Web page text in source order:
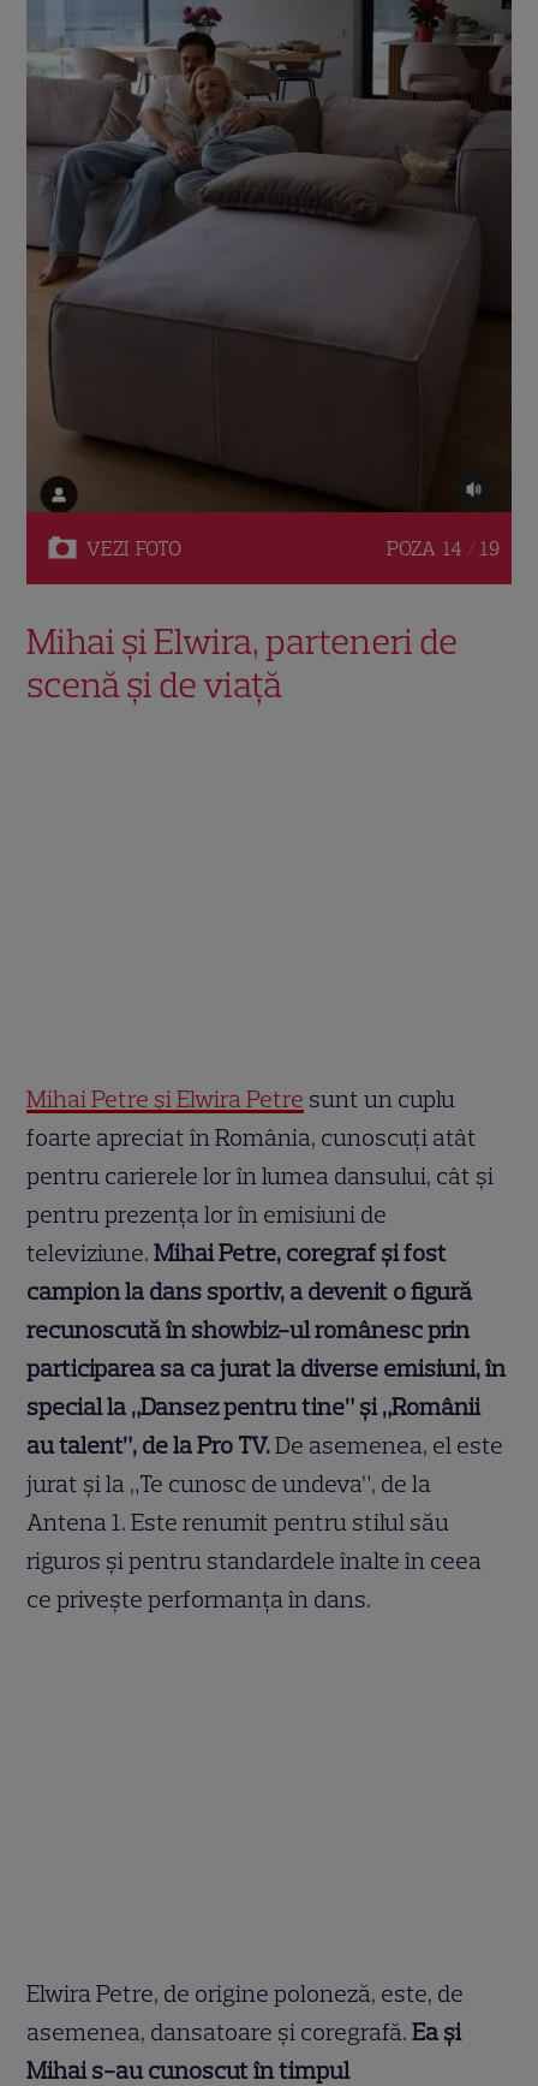
VEZI FOTO POZA 14 / 19
Mihai și Elwira, parteneri de
scenă și de viață
Mihai Petre și Elwira Petre sunt un cuplu
foarte apreciat în România, cunoscuți atât
pentru carierele lor în lumea dansului, cât și
pentru prezența lor în emisiuni de
televiziune.Mihai Petre, coregraf și fost
campion la dans sportiv, a devenit o figură
recunoscută în showbiz-ul românesc prin
participarea sa ca jurat la diverse emisiuni, în
special la „Dansez pentru tine” și „Românii
au talent”, de la Pro TV.De asemenea, el este
jurat și la „Te cunosc de undeva”, de la
Antena 1. Este renumit pentru stilul său
riguros și pentru standardele înalte în ceea
ce privește performanța în dans.
Elwira Petre, de origine poloneză, este, de
asemenea, dansatoare și coregrafă. Ea și
Mihai s-au cunoscut în timpul